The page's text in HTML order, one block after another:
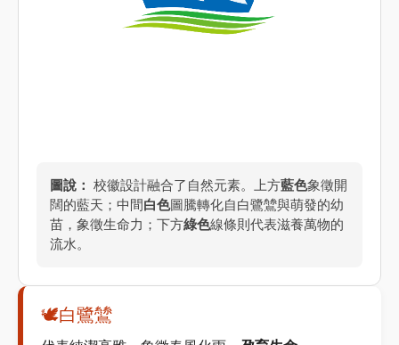
圖說： 校徽設計融合了自然元素。上方藍色象徵開
闊的藍天；中間白色圖騰轉化自白鷺鷥與萌發的幼
苗，象徵生命力；下方綠色線條則代表滋養萬物的
流水。
🕊️白鷺鷥